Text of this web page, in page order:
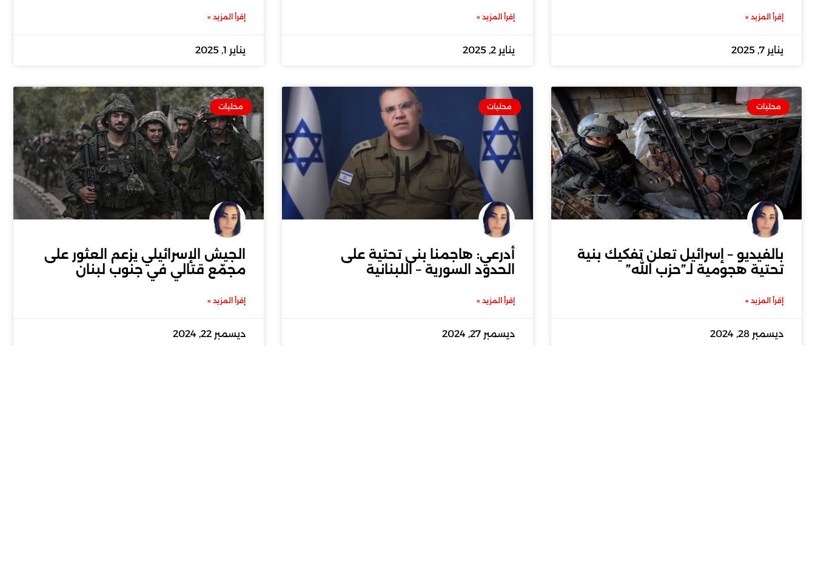
إقرأ المزيد »
يناير 7, 2025
إقرأ المزيد »
يناير 2, 2025
إقرأ المزيد »
يناير 1, 2025
محليات
بالفيديو – إسرائيل تعلن تفكيك بنية
تحتية هجومية لـ”حزب الله”
إقرأ المزيد »
ديسمبر 28, 2024
محليات
أدرعي: هاجمنا بنى تحتية على
الحدود السورية – اللبنانية
إقرأ المزيد »
ديسمبر 27, 2024
محليات
الجيش الإسرائيلي يزعم العثور على
مجمّع قتالي في جنوب لبنان
إقرأ المزيد »
ديسمبر 22, 2024